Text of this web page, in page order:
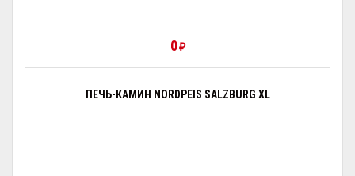
0₽
ПЕЧЬ-КАМИН NORDPEIS SALZBURG XL